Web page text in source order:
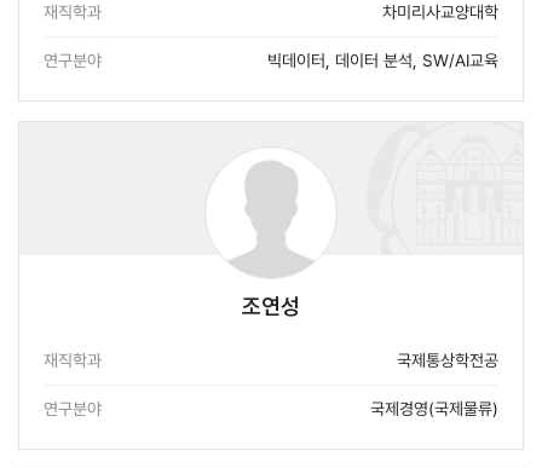
재직학과 차미리사교양대학
연구분야 빅데이터, 데이터 분석, SW/AI교육
조연성
재직학과 국제통상학전공
연구분야 국제경영(국제물류)